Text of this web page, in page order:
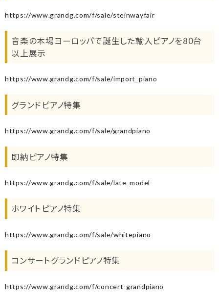
https://www.grandg.com/f/sale/steinwayfair
音楽の本場ヨーロッパで誕生した輸入ピアノを80台
以上展示
https://www.grandg.com/f/sale/import_piano
グランドピアノ特集
https://www.grandg.com/f/sale/grandpiano
即納ピアノ特集
https://www.grandg.com/f/sale/late_model
ホワイトピアノ特集
https://www.grandg.com/f/sale/whitepiano
コンサートグランドピアノ特集
https://www.grandg.com/f/concert-grandpiano